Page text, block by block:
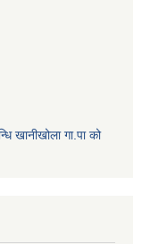
खानीखोला गा.पा को